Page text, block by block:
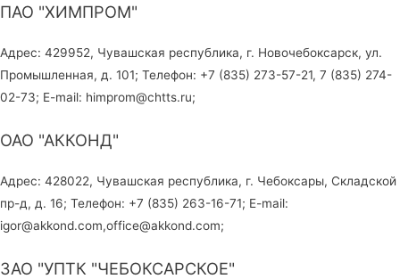
ПАО "ХИМПРОМ"
Адрес: 429952, Чувашская республика, г. Новочебоксарск, ул.
Промышленная, д. 101; Телефон: +7 (835) 273-57-21, 7 (835) 274-
02-73; E-mail: himprom@chtts.ru;
ОАО "АККОНД"
Адрес: 428022, Чувашская республика, г. Чебоксары, Складской
пр-д, д. 16; Телефон: +7 (835) 263-16-71; E-mail:
igor@akkond.com,office@akkond.com;
ЗАО "УПТК "ЧЕБОКСАРСКОЕ"